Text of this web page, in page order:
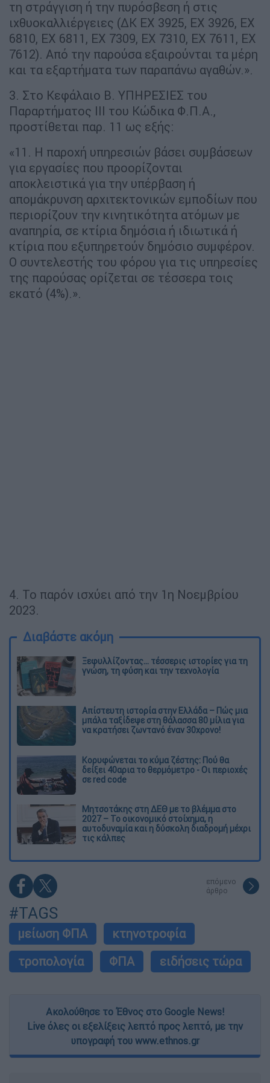
τη στράγγιση ή την πυρόσβεση ή στις
ιχθυοκαλλιέργειες (ΔΚ ΕΧ 3925, ΕΧ 3926, ΕΧ
6810, ΕΧ 6811, ΕΧ 7309, ΕΧ 7310, ΕΧ 7611, ΕΧ
7612). Από την παρούσα εξαιρούνται τα μέρη
και τα εξαρτήματα των παραπάνω αγαθών.».
3. Στο Κεφάλαιο Β. ΥΠΗΡΕΣΙΕΣ του
Παραρτήματος III του Κώδικα Φ.Π.Α.,
προστίθεται παρ. 11 ως εξής:
«11. Η παροχή υπηρεσιών βάσει συμβάσεων
για εργασίες που προορίζονται
αποκλειστικά για την υπέρβαση ή
απομάκρυνση αρχιτεκτονικών εμποδίων που
περιορίζουν την κινητικότητα ατόμων με
αναπηρία, σε κτίρια δημόσια ή ιδιωτικά ή
κτίρια που εξυπηρετούν δημόσιο συμφέρον.
Ο συντελεστής του φόρου για τις υπηρεσίες
της παρούσας ορίζεται σε τέσσερα τοις
εκατό (4%).».
4. Το παρόν ισχύει από την 1η Νοεμβρίου
2023.
Διαβάστε ακόμη
Ξεφυλλίζοντας... τέσσερις ιστορίες για τη
γνώση, τη φύση και την τεχνολογία
Απίστευτη ιστορία στην Ελλάδα – Πώς μια
μπάλα ταξίδεψε στη θάλασσα 80 μίλια για
να κρατήσει ζωντανό έναν 30χρονο!
Κορυφώνεται το κύμα ζέστης: Πού θα
δείξει 40αρια το θερμόμετρο - Οι περιοχές
σε red code
Μητσοτάκης στη ΔΕΘ με το βλέμμα στο
2027 – Το οικονομικό στοίχημα, η
αυτοδυναμία και η δύσκολη διαδρομή μέχρι
τις κάλπες
επόμενο
άρθρο
#TAGS
μείωση ΦΠΑ
κτηνοτροφία
τροπολογία
ΦΠΑ ειδήσεις τώρα
Ακολούθησε το Έθνος στο Google News!
Live όλες οι εξελίξεις λεπτό προς λεπτό, με την
υπογραφή του www.ethnos.gr